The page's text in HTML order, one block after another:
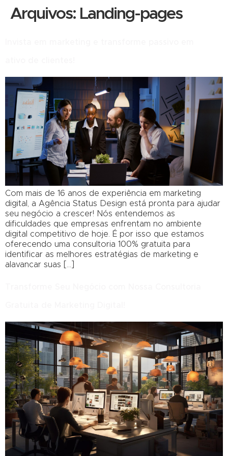
Arquivos: Landing-pages
Com mais de 16 anos de experiência em marketing
digital, a Agência Status Design está pronta para ajudar
seu negócio a crescer! Nós entendemos as
dificuldades que empresas enfrentam no ambiente
digital competitivo de hoje. É por isso que estamos
oferecendo uma consultoria 100% gratuita para
identificar as melhores estratégias de marketing e
alavancar suas […]